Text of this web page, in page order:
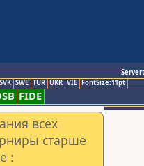
SVK SWE TUR UKR VIE FontSize:11pt
FIDE
всех
старше
: